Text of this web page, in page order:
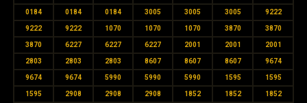
0184 0184 0184 3005 3005 3005 9222
9222 9222 1070 1070 1070 3870 3870
3870 6227 6227 6227 2001 2001 2001
2803 2803 2803 8607 8607 8607 9674
9674 9674 5990 5990 5990 1595 1595
1595 2908 2908 2908 1852 1852 1852